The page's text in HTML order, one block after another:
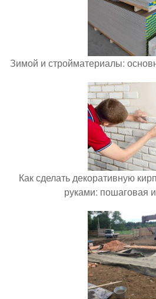
Зимой и стройматериалы:
Как сделать декоративную
руками: пошаговая